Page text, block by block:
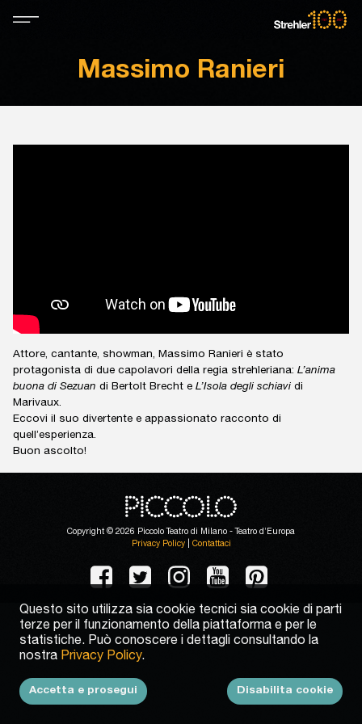
Massimo Ranieri
Attore, cantante, showman, Massimo Ranieri è stato
protagonista di due capolavori della regia strehleriana: L’anima
buona di Sezuan di Bertolt Brecht e L’Isola degli schiavi di
Marivaux.
Eccovi il suo divertente e appassionato racconto di
quell’esperienza.
Buon ascolto!
Questo sito utilizza sia cookie tecnici sia cookie di parti
terze per il funzionamento della piattaforma e per le
statistiche. Può conoscere i dettagli consultando la
nostra Privacy Policy.
Accetta e prosegui Disabilita cookie
Copyright © 2026 Piccolo Teatro di Milano - Teatro d’Europa
Privacy Policy| Contattaci